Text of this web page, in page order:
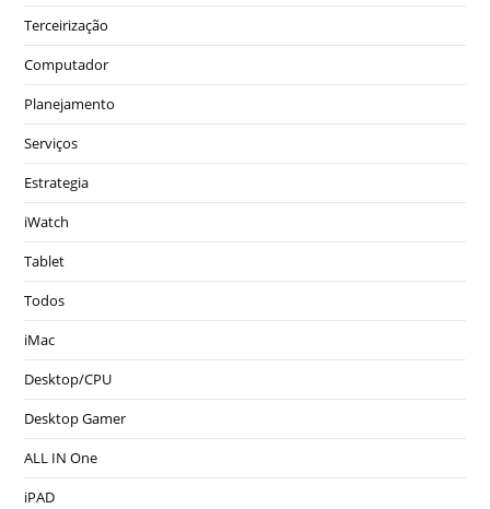
Terceirização
Computador
Planejamento
Serviços
Estrategia
iWatch
Tablet
Todos
iMac
Desktop/CPU
Desktop Gamer
ALL IN One
iPAD